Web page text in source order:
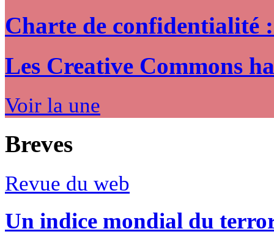
Charte de confidentialité
Les Creative Commons
Voir la une
Breves
Revue du web
Un indice mondial du